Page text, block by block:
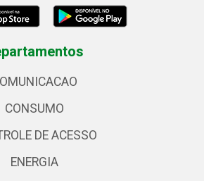
CONSUMO
DE ACESSO
ENERGIA